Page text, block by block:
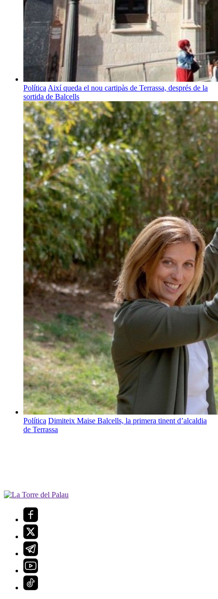
Política Així queda el nou cartipàs de Terrassa, després de la
sortida de Balcells
Política Dimiteix Maise Balcells, la primera tinent d’alcaldia
de Terrassa